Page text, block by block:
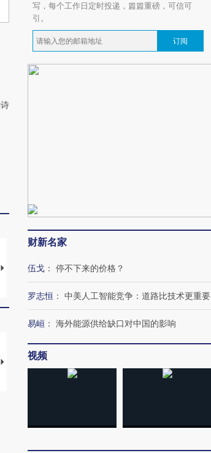
写，每个工作日定时投递，篇篇重磅，可信可
引。
订阅
财新名家
伍戈 ： 停不下来的价格？
罗志恒 ： 中美人工智能竞争：道路比技术更重要
易峘 ： 海外能源供给缺口对中国的影响
视频